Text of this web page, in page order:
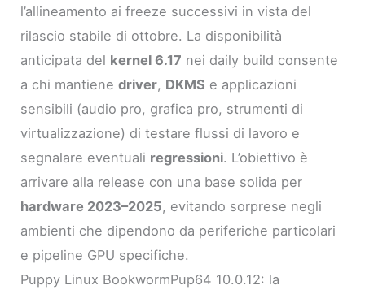
l’allineamento ai freeze successivi in vista del
rilascio stabile di ottobre. La disponibilità
anticipata del kernel 6.17 nei daily build consente
a chi mantienedriver, DKMS e applicazioni
sensibili (audio pro, grafica pro, strumenti di
virtualizzazione) di testare flussi di lavoro e
segnalare eventuali regressioni. L’obiettivo è
arrivare alla release con una base solida per
hardware 2023–2025, evitando sorprese negli
ambienti che dipendono da periferiche particolari
e pipeline GPU specifiche.
Puppy Linux BookwormPup64 10.0.12: la